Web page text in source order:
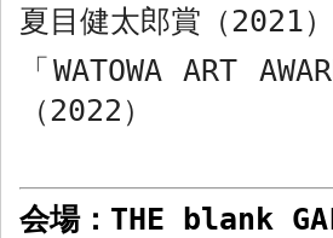
夏目健太郎賞（2021）
「 WATOWA ART
（2022 ）
会場： THE blank